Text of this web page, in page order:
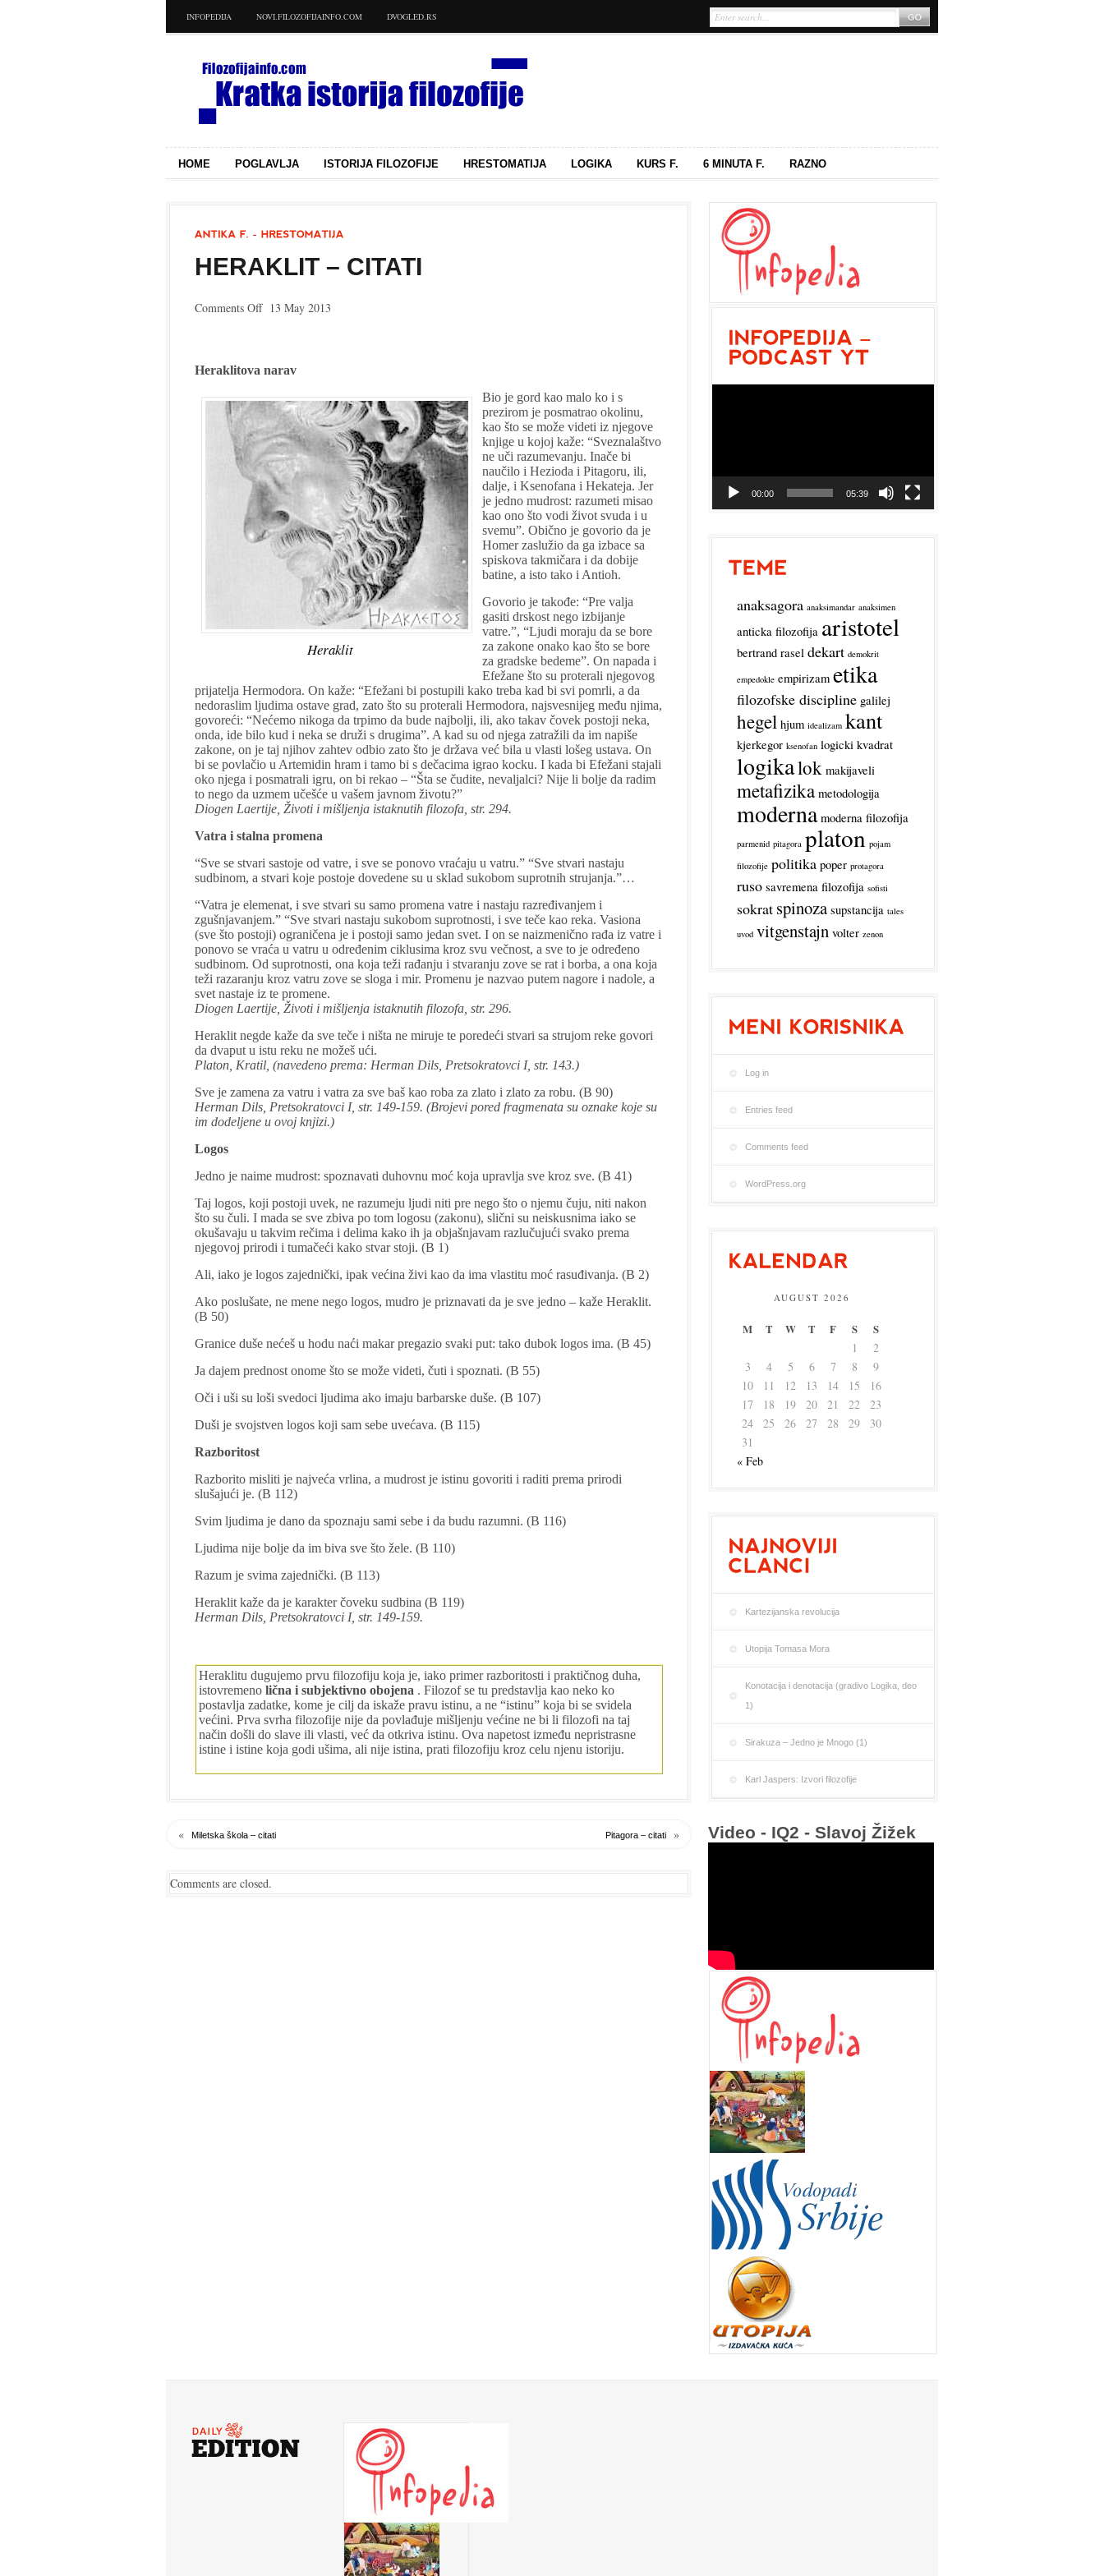
INFOPEDIJA NOVI.FILOZOFIJAINFO.COM DVOGLED.RS
HOME POGLAVLJA ISTORIJA FILOZOFIJE HRESTOMATIJA LOGIKA KURS F. 6 MINUTA F. RAZNO
HERAKLIT – CITATI
Comments Offon
citati
13 May 2013
Heraklitova narav
Heraklit
Bio je gord kao malo ko i s
prezirom je posmatrao okolinu,
kao što se može videti iz njegove
knjige u kojoj kaže: “Sveznalaštvo
ne uči razumevanju. Inače bi
naučilo i Hezioda i Pitagoru, ili,
dalje, i Ksenofana i Hekateja. Jer
je jedno mudrost: razumeti misao
kao ono što vodi život svuda i u
svemu”. Obično je govorio da je
Homer zaslužio da ga izbace sa
spiskova takmičara i da dobije
batine, a isto tako i Antioh.
Govorio je takođe: “Pre valja
gasiti drskost nego izbijanje
vatre.”, “Ljudi moraju da se bore
za zakone onako kao što se bore
za gradske bedeme”. On napada i
Efežane što su proterali njegovog
prijatelja Hermodora. On kaže: “Efežani bi postupili kako treba kad bi svi pomrli, a da
nedoraslim ljudima ostave grad, zato što su proterali Hermodora, najsvesnijeg među njima,
govoreći: “Nećemo nikoga da trpimo da bude najbolji, ili, ako takav čovek postoji neka,
onda, ide bilo kud i neka se druži s drugima”. A kad su od njega zatražili da im napiše
zakone, on je taj njihov zahtev odbio zato što je država već bila u vlasti lošeg ustava. On
bi se povlačio u Artemidin hram i tamo bi s dečacima igrao kocku. I kada bi Efežani stajali
oko njega i posmatrali igru, on bi rekao – “Šta se čudite, nevaljalci? Nije li bolje da radim
to nego da uzmem učešće u vašem javnom životu?”
Diogen Laertije, Životi i mišljenja istaknutih filozofa, str. 294.
Vatra i stalna promena
“Sve se stvari sastoje od vatre, i sve se ponovo vraćaju u vatru.” “Sve stvari nastaju
sudbinom, a stvari koje postoje dovedene su u sklad sukobom suprotnih strujanja.”…
“Vatra je elemenat, i sve stvari su samo promena vatre i nastaju razređivanjem i
zgušnjavanjem.” “Sve stvari nastaju sukobom suprotnosti, i sve teče kao reka. Vasiona
(sve što postoji) ograničena je i postoji samo jedan svet. I on se naizmenično rađa iz vatre i
ponovo se vraća u vatru u određenim ciklusima kroz svu večnost, a sve to je određeno
sudbinom. Od suprotnosti, ona koja teži rađanju i stvaranju zove se rat i borba, a ona koja
teži razaranju kroz vatru zove se sloga i mir. Promenu je nazvao putem nagore i nadole, a
svet nastaje iz te promene.
Diogen Laertije, Životi i mišljenja istaknutih filozofa, str. 296.
Heraklit negde kaže da sve teče i ništa ne miruje te poredeći stvari sa strujom reke govori
da dvaput u istu reku ne možeš ući.
Platon, Kratil, (navedeno prema: Herman Dils, Pretsokratovci I, str. 143.)
Sve je zamena za vatru i vatra za sve baš kao roba za zlato i zlato za robu. (B 90)
Herman Dils, Pretsokratovci I, str. 149-159. (Brojevi pored fragmenata su oznake koje su
im dodeljene u ovoj knjizi.)
Logos
Jedno je naime mudrost: spoznavati duhovnu moć koja upravlja sve kroz sve. (B 41)
Taj logos, koji postoji uvek, ne razumeju ljudi niti pre nego što o njemu čuju, niti nakon
što su čuli. I mada se sve zbiva po tom logosu (zakonu), slični su neiskusnima iako se
okušavaju u takvim rečima i delima kako ih ja objašnjavam razlučujući svako prema
njegovoj prirodi i tumačeći kako stvar stoji. (B 1)
Ali, iako je logos zajednički, ipak većina živi kao da ima vlastitu moć rasuđivanja. (B 2)
Ako poslušate, ne mene nego logos, mudro je priznavati da je sve jedno – kaže Heraklit.
(B 50)
Granice duše nećeš u hodu naći makar pregazio svaki put: tako dubok logos ima. (B 45)
Ja dajem prednost onome što se može videti, čuti i spoznati. (B 55)
Oči i uši su loši svedoci ljudima ako imaju barbarske duše. (B 107)
Duši je svojstven logos koji sam sebe uvećava. (B 115)
Razboritost
Razborito misliti je najveća vrlina, a mudrost je istinu govoriti i raditi prema prirodi
slušajući je. (B 112)
Svim ljudima je dano da spoznaju sami sebe i da budu razumni. (B 116)
Ljudima nije bolje da im biva sve što žele. (B 110)
Razum je svima zajednički. (B 113)
Heraklit kaže da je karakter čoveku sudbina (B 119)
Herman Dils, Pretsokratovci I, str. 149-159.
Heraklitu dugujemo prvu filozofiju koja je, iako primer razboritosti i praktičnog duha,
istovremenolična i subjektivno obojena . Filozof se tu predstavlja kao neko ko
postavlja zadatke, kome je cilj da iskaže pravu istinu, a ne “istinu” koja bi se svidela
većini. Prva svrha filozofije nije da povlađuje mišljenju većine ne bi li filozofi na taj
način došli do slave ili vlasti, već da otkriva istinu. Ova napetost između nepristrasne
istine i istine koja godi ušima, ali nije istina, prati filozofiju kroz celu njenu istoriju.
« Miletska škola – citati Pitagora – citati »
Comments are closed.
00:00 05:39
anaksagora anaksimandar anaksimen
anticka filozofija aristotel
bertrand rasel dekart demokrit
empedokle empirizam etika
filozofske discipline galilej
hegel hjum idealizam kant
kjerkegor ksenofan logicki kvadrat
logikalok makijaveli
metafizika metodologija
moderna moderna filozofija
parmenid pitagora platon pojam
filozofije politika poper protagora
ruso savremena filozofija sofisti
sokrat spinoza supstancija tales
uvod vitgenstajn volter zenon
Log in
Entries feed
Comments feed
WordPress.org
AUGUST 2026
M T W T F S S
1
2
3
4 5 6 7 8
9
10
11 12 13 14 15
16
17
18 19 20 21 22
23
24
25 26 27 28 29
30
31
« Feb
Kartezijanska revolucija
Utopija Tomasa Mora
Konotacija i denotacija (gradivo Logika, deo
1)
Sirakuza – Jedno je Mnogo (1)
Karl Jaspers: Izvori filozofije
Video - IQ2 - Slavoj Žižek